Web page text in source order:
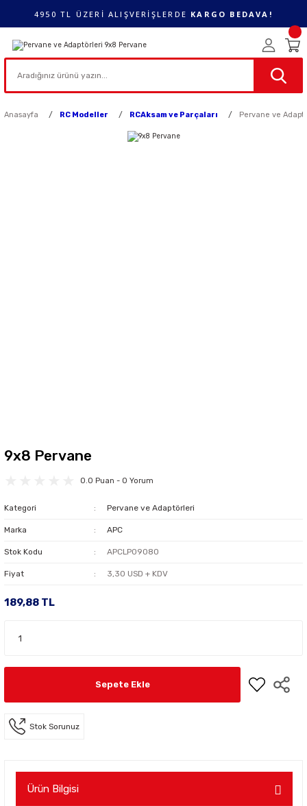
4950 TL ÜZERİ ALIŞVERİŞLERDE KARGO BEDAVA!
Anasayfa RC Modeller RCAksam ve Parçaları Pervane ve
9x8 Pervane
0.0 Puan - 0 Yorum
Kategori Pervane ve Adaptörleri
Marka APC
Stok Kodu APCLP09080
Fiyat 3,30 USD + KDV
189,88 TL
Sepete Ekle
Stok Sorunuz
Ürün Bilgisi